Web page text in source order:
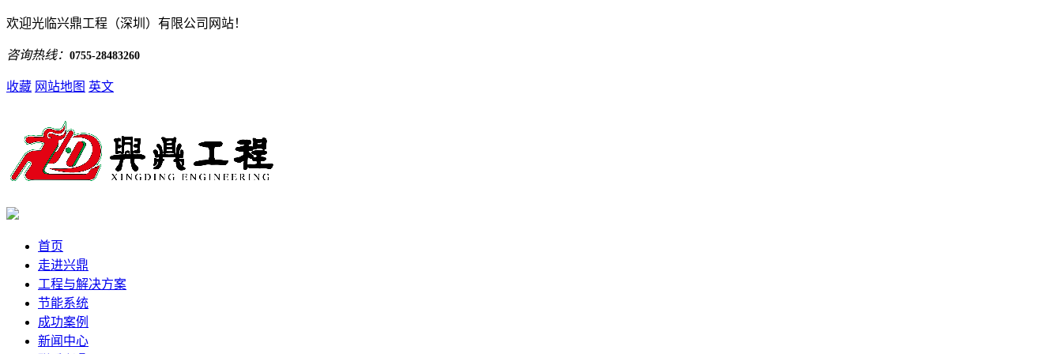
欢迎光临兴鼎工程（深圳）有限公司网站！
咨询热线： 0755-28483260
收藏 网站地图 英文
首页
走进兴鼎
工程与解决方案
节能系统
成功案例
新闻中心